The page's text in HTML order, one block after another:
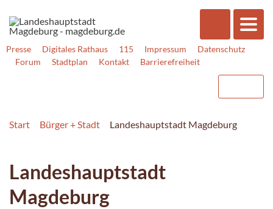
Presse Digitales Rathaus 115 Impressum
Datenschutz
Forum
Stadtplan Kontakt Barrierefreiheit
Start Bürger + Stadt Landeshauptstadt Magdeburg
Landeshauptstadt
Magdeburg